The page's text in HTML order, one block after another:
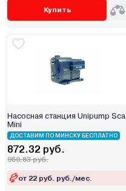
Купить
Насосная станция Unipump Sca
Mini
ДОСТАВИМ ПО МИНСКУ БЕСПЛАТНО
872.32 руб.
950.83 руб.
от 22 руб. руб./мес.